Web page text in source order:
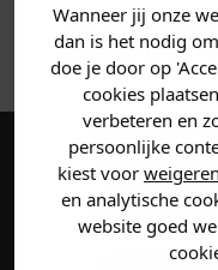
Wanneer jij onze
dan is het nodig
doe je door op
cookies
verbeteren en
persoonlijke
kiest voor weigeren
en analytische
website goed
ANDERE
Maak een
korting op
Vertel
zoek